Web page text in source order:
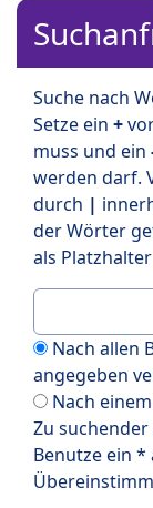
Suche nach
Setze ein +
muss und ein
werden darf.
durch |
der Wörter
als
Nach allen
angegeben
Nach
Zu
Benutze ein